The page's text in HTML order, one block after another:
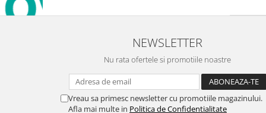
NEWSLETTER
Nu rata ofertele si promotiile noastre
Vreau sa primesc newsletter cu promotiile magazinului.
Afla mai multe in Politica de Confidentialitate